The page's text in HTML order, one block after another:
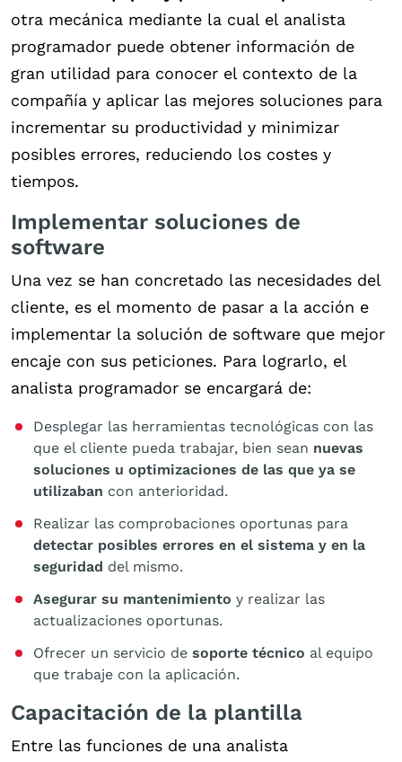
otra mecánica mediante la cual el analista
programador puede obtener información de
gran utilidad para conocer el contexto de la
compañía y aplicar las mejores soluciones para
incrementar su productividad y minimizar
posibles errores, reduciendo los costes y
tiempos.
Implementar soluciones de
software
Una vez se han concretado las necesidades del
cliente, es el momento de pasar a la acción e
implementar la solución de software que mejor
encaje con sus peticiones. Para lograrlo, el
analista programador se encargará de:
Desplegar las herramientas tecnológicas con las
que el cliente pueda trabajar, bien sean nuevas
soluciones u optimizaciones de las que ya se
utilizaban con anterioridad.
Realizar las comprobaciones oportunas para
detectar posibles errores en el sistema y en la
seguridad del mismo.
Asegurar su mantenimiento y realizar las
actualizaciones oportunas.
Ofrecer un servicio de soporte técnico al equipo
que trabaje con la aplicación.
Capacitación de la plantilla
Entre las funciones de una analista